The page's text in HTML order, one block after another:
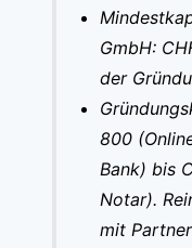
GmbH:
der
800
Bank) bis
Notar).
mit